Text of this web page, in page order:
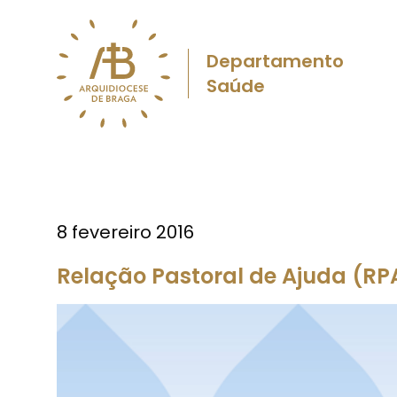
Departamento
Saúde
8 fevereiro 2016
Relação Pastoral de Ajuda